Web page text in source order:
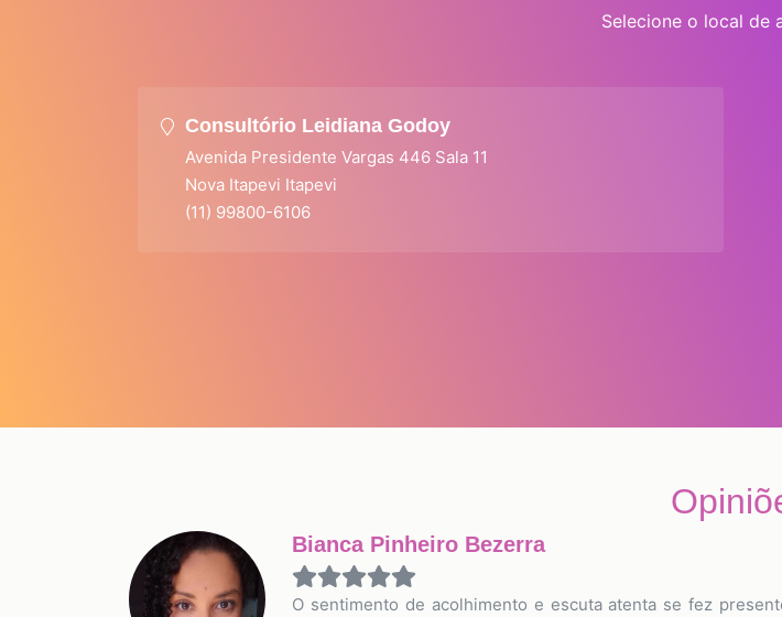
Selecione o local de
Consultório Leidiana Godoy
Avenida Presidente Vargas 446 Sala 11
Nova Itapevi Itapevi
(11) 99800-6106
Bianca Pinheiro Bezerra
O sentimento de acolhimento e escuta atenta se fez